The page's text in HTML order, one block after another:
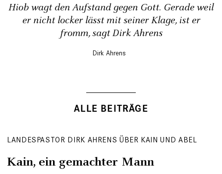
Hiob wagt den Aufstand gegen Gott. Gerade weil
er nicht locker lässt mit seiner Klage, ist er
fromm, sagt Dirk Ahrens
Dirk Ahrens
ALLE BEITRÄGE
LANDESPASTOR DIRK AHRENS ÜBER KAIN UND ABEL
Kain, ein gemachter Mann